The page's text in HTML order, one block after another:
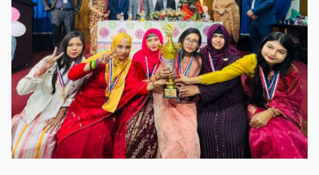
গৌরবের মুহূর্ত
গৌরবের মুহূর্ত